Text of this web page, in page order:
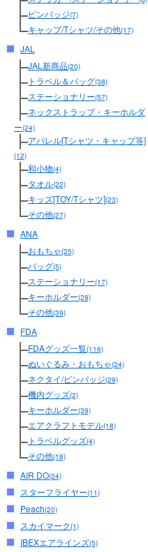
ピンバッジ(7)
キャップ/Tシャツ/その他(17)
JAL
JAL新商品(20)
トラベル＆バッグ(38)
ステーショナリー(57)
ネックストラップ・キーホルダ
ー(24)
アパレル[Tシャツ・キャップ等]
(12)
和小物(4)
タオル(22)
キッズ[TOY/Tシャツ](23)
その他(27)
ANA
おもちゃ(25)
バッグ(5)
ステーショナリー(17)
キーホルダー(28)
その他(39)
FDA
FDAグッズ一覧(116)
ぬいぐるみ・おもちゃ(24)
ネクタイ/ピンバッジ(29)
機内グッズ(2)
キーホルダー(39)
エアクラフトモデル(18)
トラベルグッズ(4)
その他(18)
AIR DO(24)
スターフライヤー(11)
Peach(20)
スカイマーク(1)
IBEXエアラインズ(5)